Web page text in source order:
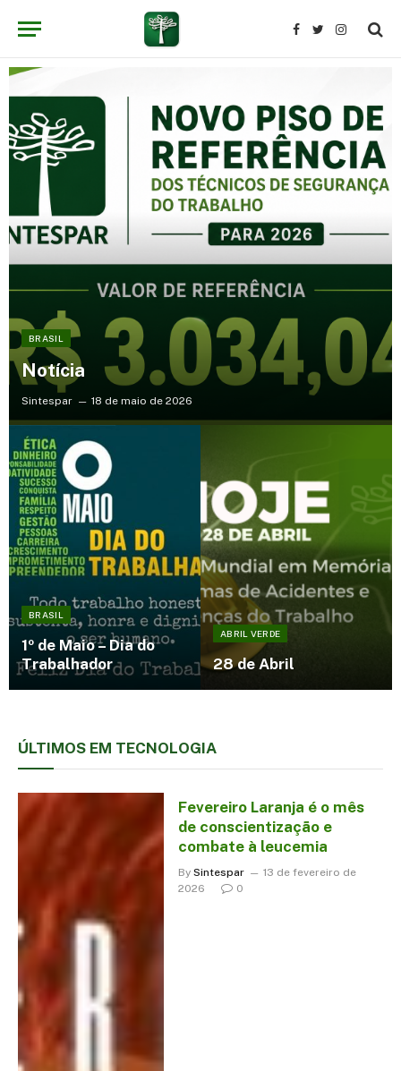
Facebook
TwitterInstagram
BRASIL
Notícia
Sintespar 18 de maio de 2026
BRASIL
1º de Maio – Dia do
Trabalhador
ABRIL VERDE
28 de Abril
ÚLTIMOS EM TECNOLOGIA
Fevereiro Laranja é o mês
de conscientização e
combate à leucemia
By Sintespar
13 de fevereiro de
2026
0